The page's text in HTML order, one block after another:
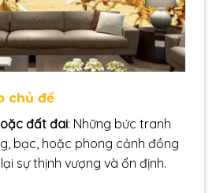
chủ đề
đất đai: Những bức tranh
bạc, hoặc phong cảnh đồng
sự thịnh vượng và ổn định.